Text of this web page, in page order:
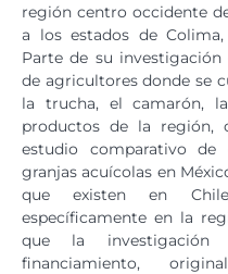
región centro occidente
a los estados de
Parte de su
de agricultores donde se
la trucha, el camarón,
productos de la región,
estudio comparativo
granjas acuícolas en
que existen en
específicamente en la
que la investigación
financiamiento,